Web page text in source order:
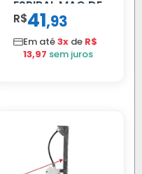
ESPIRAL MAO DE
AMIGO UNIV 16
MM 4.5MTS
VERMELHA
R$41,93
Em até3x de R$
13,97 sem juros